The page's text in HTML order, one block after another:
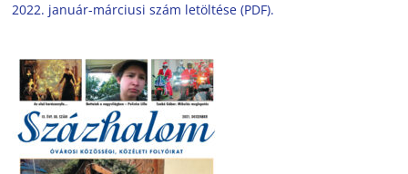
2022. január-márciusi szám letöltése (PDF).